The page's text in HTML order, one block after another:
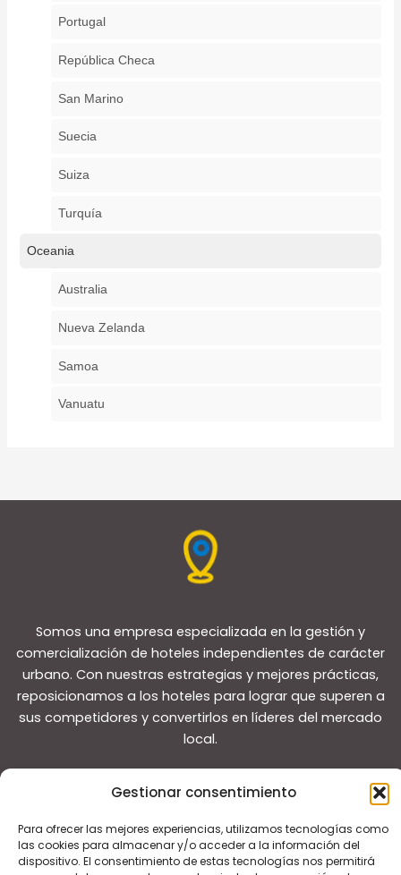
Gestionar consentimiento
Para ofrecer las mejores experiencias, utilizamos tecnologías como
las cookies para almacenar y/o acceder a la información del
dispositivo. El consentimiento de estas tecnologías nos permitirá
Portugal
República Checa
San Marino
Suecia
Suiza
Turquía
Oceania
Australia
Nueva Zelanda
Samoa
Vanuatu
Somos una empresa especializada en la gestión y
comercialización de hoteles independientes de carácter
urbano. Con nuestras estrategias y mejores prácticas,
reposicionamos a los hoteles para lograr que superen a
sus competidores y convertirlos en líderes del mercado
local.
Copyright © 2026 Guías de viaje